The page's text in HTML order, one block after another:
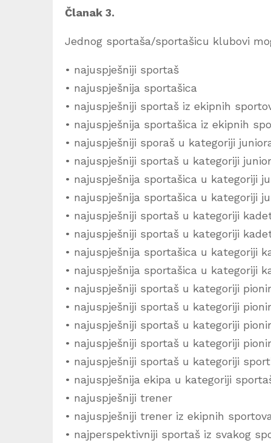
Članak 3.
Jednog sportaša/sportašicu klubovi
• najuspješniji sportaš
• najuspješnija sportašica
• najuspješniji sportaš iz ekipnih
• najuspješnija sportašica iz ekipnih
• najuspješniji sporaš u kategoriji
• najuspješniji sportaš u kategoriji
• najuspješnija sportašica u kategoriji
• najuspješnija sportašica u kategoriji
• najuspješniji sportaš u kategoriji
• najuspješniji sportaš u kategoriji
• najuspješnija sportašica u kategoriji
• najuspješnija sportašica u kategoriji
• najuspješniji sportaš u kategoriji
• najuspješniji sportaš u kategoriji
• najuspješniji sportaš u kategoriji
• najuspješniji sportaš u kategoriji
• najuspješniji sportaš u kategoriji
• najuspješnija ekipa u kategoriji
• najuspješniji trener
• najuspješniji trener iz ekipnih
• najperspektivniji sportaš iz svakog